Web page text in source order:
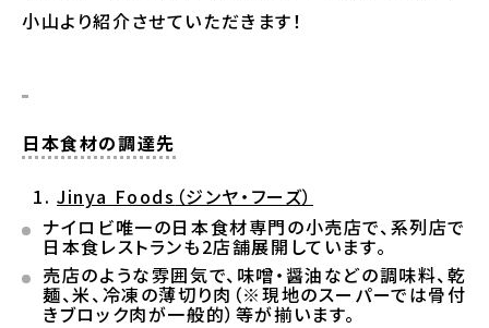
小山より紹介させていただきます！
日本食材の調達先
Jinya Foods （ジンヤ・フーズ）
ナイロビ唯一の日本食材専門の小売店で、系列店で
日本食レストランも2店舗展開しています。
売店のような雰囲気で、味噌・醤油などの調味料、乾
麺、米、冷凍の薄切り肉（※現地のスーパーでは骨付
きブロック肉が一般的）等が揃います。